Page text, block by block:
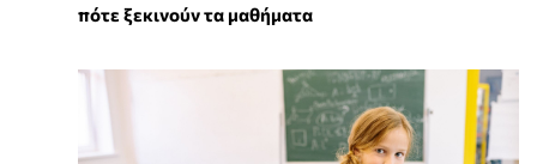
πότε ξεκινούν τα μαθήματα